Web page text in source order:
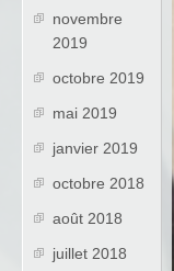
novembre
2019
octobre 2019
mai 2019
janvier 2019
octobre 2018
août 2018
juillet 2018